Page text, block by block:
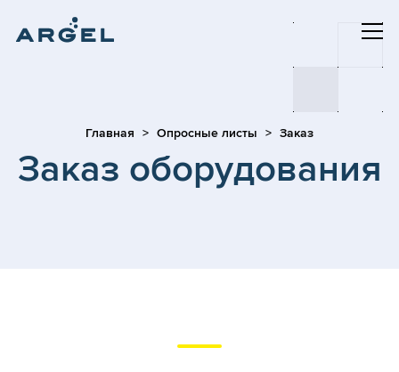
Главная Опросные листы Заказ
Заказ оборудования